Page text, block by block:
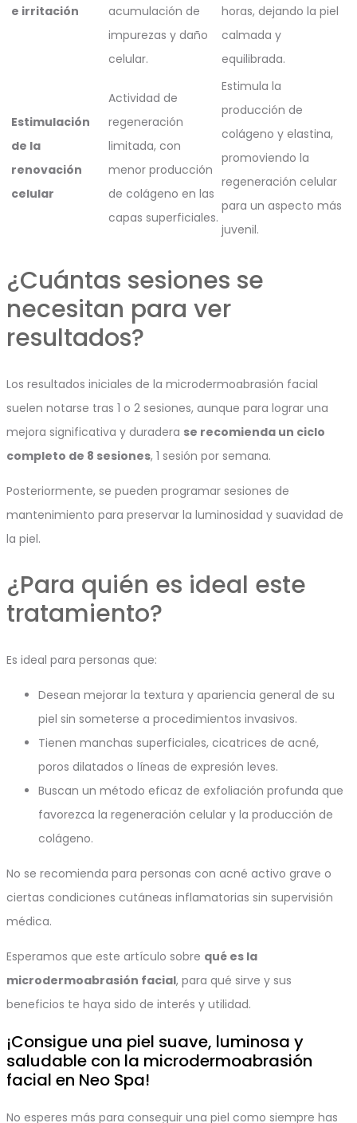
e irritación
acumulación de
impurezas y daño
celular.
horas, dejando la piel
calmada y
equilibrada.
Estimulación
de la
renovación
celular
Actividad de
regeneración
limitada, con
menor producción
de colágeno en las
capas superficiales.
Estimula la
producción de
colágeno y elastina,
promoviendo la
regeneración celular
para un aspecto más
juvenil.
¿Cuántas sesiones se
necesitan para ver
resultados?
Los resultados iniciales de la microdermoabrasión facial
suelen notarse tras 1 o 2 sesiones, aunque para lograr una
mejora significativa y duradera se recomienda un ciclo
completo de 8 sesiones, 1 sesión por semana.
Posteriormente, se pueden programar sesiones de
mantenimiento para preservar la luminosidad y suavidad de
la piel.
¿Para quién es ideal este
tratamiento?
Es ideal para personas que:
Desean mejorar la textura y apariencia general de su
piel sin someterse a procedimientos invasivos.
Tienen manchas superficiales, cicatrices de acné,
poros dilatados o líneas de expresión leves.
Buscan un método eficaz de exfoliación profunda que
favorezca la regeneración celular y la producción de
colágeno.
No se recomienda para personas con acné activo grave o
ciertas condiciones cutáneas inflamatorias sin supervisión
médica.
Esperamos que este artículo sobre qué es la
microdermoabrasión facial, para qué sirve y sus
beneficios te haya sido de interés y utilidad.
¡Consigue una piel suave, luminosa y
saludable con la microdermoabrasión
facial en Neo Spa!
No esperes más para conseguir una piel como siempre has